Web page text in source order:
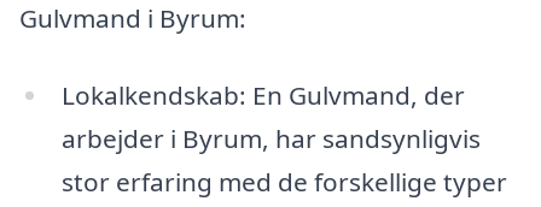
Gulvmand i Byrum:
Lokalkendskab: En Gulvmand, der
arbejder i Byrum, har sandsynligvis
stor erfaring med de forskellige typer